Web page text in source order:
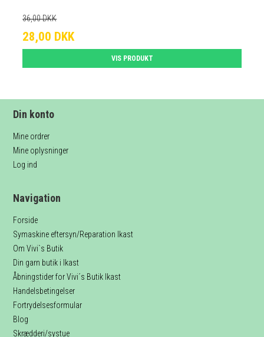
36,00 DKK
28,00 DKK
VIS PRODUKT
Din konto
Mine ordrer
Mine oplysninger
Log ind
Navigation
Forside
Symaskine eftersyn/Reparation Ikast
Om Vivi`s Butik
Din garn butik i Ikast
Åbningstider for Vivi´s Butik Ikast
Handelsbetingelser
Fortrydelsesformular
Blog
Skrædderi/systue